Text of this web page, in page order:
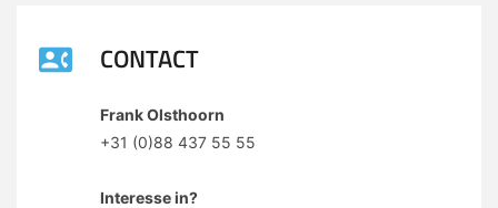
CONTACT
Frank Olsthoorn
+31 (0)88 437 55 55
Interesse in?